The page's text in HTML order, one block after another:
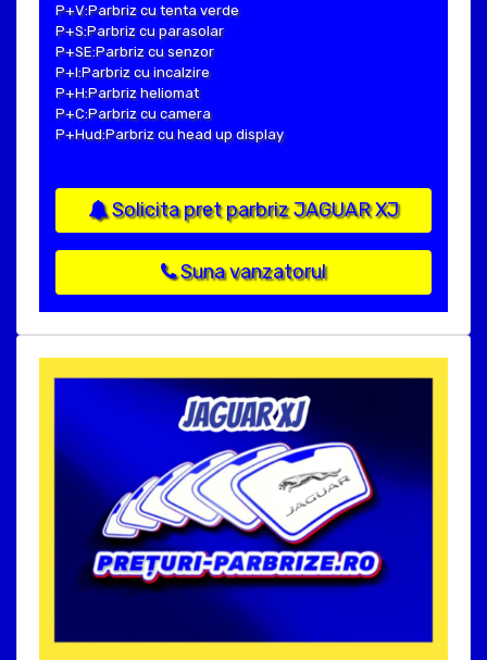
P+V:Parbriz cu tenta verde
P+S:Parbriz cu parasolar
P+SE:Parbriz cu senzor
P+I:Parbriz cu incalzire
P+H:Parbriz heliomat
P+C:Parbriz cu camera
P+Hud:Parbriz cu head up display
Solicita pret parbriz JAGUAR XJ
Suna vanzatorul